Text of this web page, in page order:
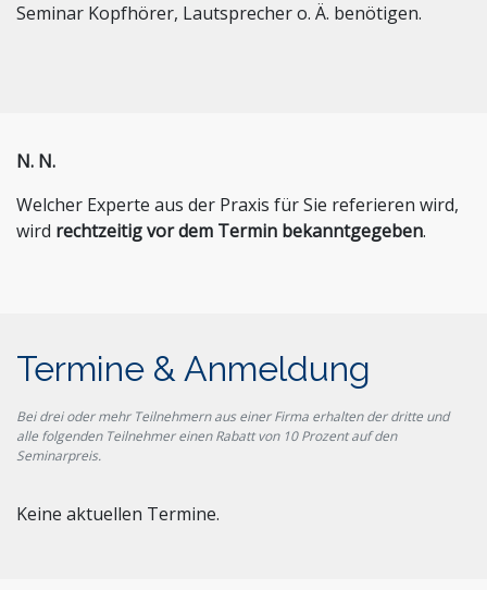
Seminar Kopfhörer, Lautsprecher o. Ä. benötigen.
N. N.
Welcher Experte aus der Praxis für Sie referieren wird,
wird rechtzeitig vor dem Termin bekanntgegeben.
Termine & Anmeldung
Bei drei oder mehr Teilnehmern aus einer Firma erhalten der dritte und
alle folgenden Teilnehmer einen Rabatt von 10 Prozent auf den
Seminarpreis.
Keine aktuellen Termine.